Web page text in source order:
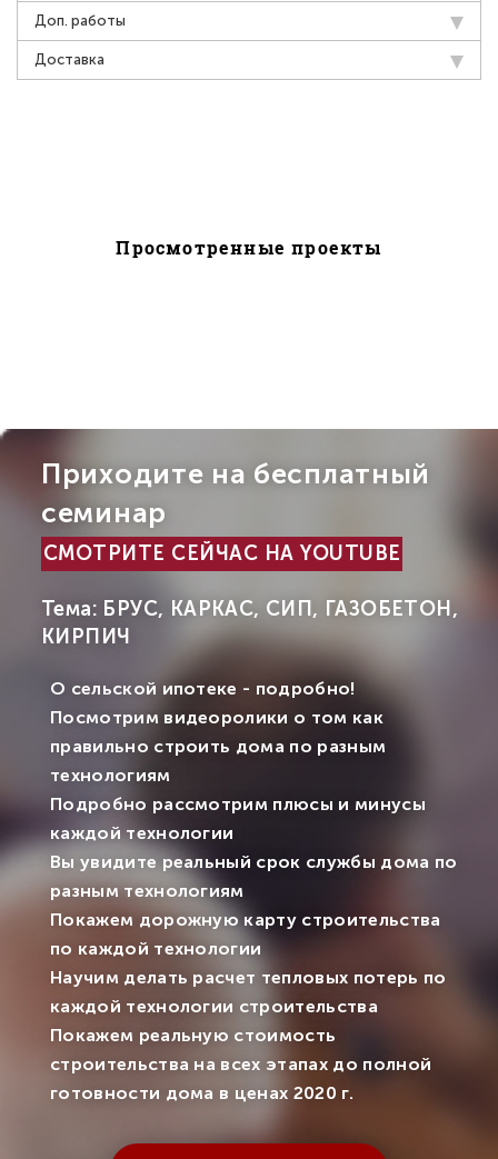
Доп. работы
Доставка
Просмотренные проекты
Приходите на бесплатный
семинар
СМОТРИТЕ СЕЙЧАС НА YOUTUBE
Тема: БРУС, КАРКАС, СИП, ГАЗОБЕТОН,
КИРПИЧ
О сельской ипотеке - подробно!
Посмотрим видеоролики о том как
правильно строить дома по разным
технологиям
Подробно рассмотрим плюсы и минусы
каждой технологии
Вы увидите реальный срок службы дома по
разным технологиям
Покажем дорожную карту строительства
по каждой технологии
Научим делать расчет тепловых потерь по
каждой технологии строительства
Покажем реальную стоимость
строительства на всех этапах до полной
готовности дома в ценах 2020 г.